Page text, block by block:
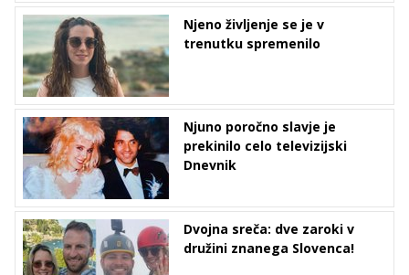
Njeno življenje se je v
trenutku spremenilo
Njuno poročno slavje je
prekinilo celo televizijski
Dnevnik
Dvojna sreča: dve zaroki v
družini znanega Slovenca!